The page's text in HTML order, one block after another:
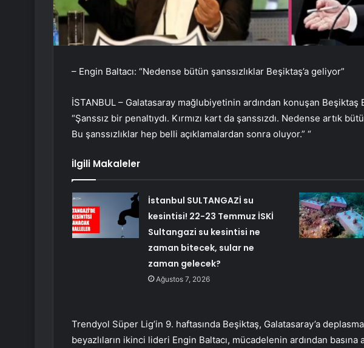
– Engin Baltacı: “Nedense bütün şanssızlıklar Beşiktaş’a geliyor”
İSTANBUL – Galatasaray mağlubiyetinin ardından konuşan Beşiktaş
“Şanssız bir penaltıydı. Kırmızı kart da şanssızdı. Nedense artık
Bu şanssızlıklar hep belli açıklamalardan sonra oluyor.” “
İlgili Makaleler
İstanbul SULTANGAZİ su
kesintisi! 22-23 Temmuz İSKİ
Sultangazi su kesintisi ne
zaman bitecek, sular ne
zaman gelecek?
Ağustos 7, 2026
Trendyol Süper Lig’in 9. haftasında Beşiktaş, Galatasaray’a
beyazlıların ikinci lideri Engin Baltacı, mücadelenin ardından basına